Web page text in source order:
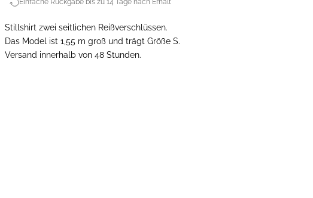
Einfache Rückgabe bis zu 14 Tage nach Erhalt
Stillshirt zwei seitlichen Reißverschlüssen.
Das Model ist 1,55 m groß und trägt Größe S.
Versand innerhalb von 48 Stunden.